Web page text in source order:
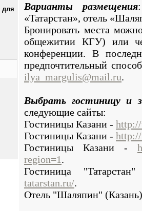
для
Варианты размещения
«Татарстан», отель
Бронировать места
общежитии КГУ) или
конференции. В
предпочтительный
ilya_margulis@mail.ru.
Выбрать гостиницу и
следующие сайты:
Гостиницы Казани -
Гостиницы Казани -
Гостиницы Казани -
region=1 .
Гостиница
tatarstan.ru/.
Отель "Шаляпин"